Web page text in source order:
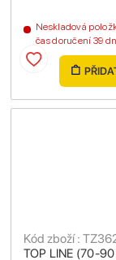
Neskladová
čas doručení 39
TOP LINE (70-
Kód zboží :